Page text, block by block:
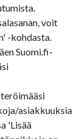
voit
-kohdasta.
Suomi.fi-
asiakkuuksia
'Lisää